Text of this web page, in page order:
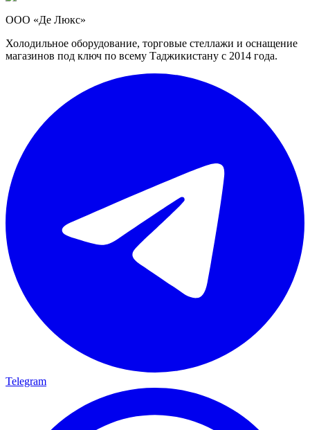
ООО «Де Люкс»
Холодильное оборудование, торговые стеллажи и оснащение
магазинов под ключ по всему Таджикистану с 2014 года.
Telegram